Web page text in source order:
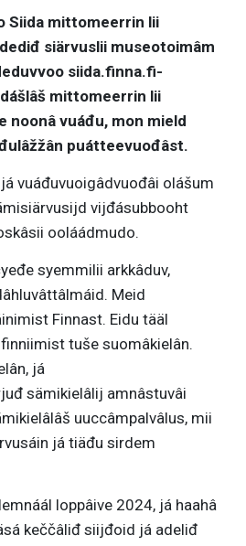
Siida mittomeerrin lii
siärvuslii museotoimâm
siida.finna.fi-
mittomeerrin lii
noonâ vuáđu, mon mield
puátteevuođâst.
vuáđuvuoigâdvuođâi olášum
vijđásubbooht
ooláádmudo.
syemmilii arkkâduv,
Meid
Finnast. Eidu tääl
tuše suomâkielân.
já
sämikielâlij amnâstuvâi
uuccâmpalvâlus, mii
já tiäđu sirdem
loppâive 2024, já haahâ
keččâliđ siijđoid já adeliđ